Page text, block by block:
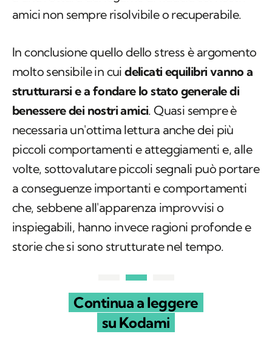
amici non sempre risolvibile o recuperabile.
In conclusione quello dello stress è argomento
molto sensibile in cuidelicati equilibri vanno a
strutturarsi e a fondare lo stato generale di
benessere dei nostri amici. Quasi sempre è
necessaria un'ottima lettura anche dei più
piccoli comportamenti e atteggiamenti e, alle
volte, sottovalutare piccoli segnali può portare
a conseguenze importanti e comportamenti
che, sebbene all'apparenza improvvisi o
inspiegabili, hanno invece ragioni profonde e
storie che si sono strutturate nel tempo.
Continua a leggere
su Kodami